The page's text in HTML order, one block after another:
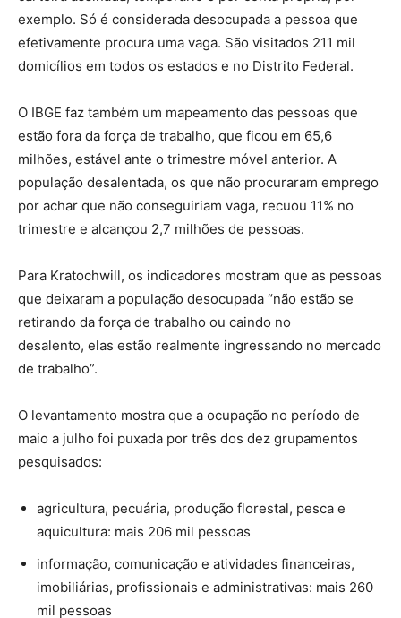
exemplo. Só é considerada desocupada a pessoa que
efetivamente procura uma vaga. São visitados 211 mil
domicílios em todos os estados e no Distrito Federal.
O IBGE faz também um mapeamento das pessoas que
estão fora da força de trabalho, que ficou em 65,6
milhões, estável ante o trimestre móvel anterior. A
população desalentada, os que não procuraram emprego
por achar que não conseguiriam vaga, recuou 11% no
trimestre e alcançou 2,7 milhões de pessoas.
Para Kratochwill, os indicadores mostram que as pessoas
que deixaram a população desocupada “não estão se
retirando da força de trabalho ou caindo no
desalento, elas estão realmente ingressando no mercado
de trabalho”.
O levantamento mostra que a ocupação no período de
maio a julho foi puxada por três dos dez grupamentos
pesquisados:
agricultura, pecuária, produção florestal, pesca e
aquicultura: mais 206 mil pessoas
informação, comunicação e atividades financeiras,
imobiliárias, profissionais e administrativas: mais 260
mil pessoas